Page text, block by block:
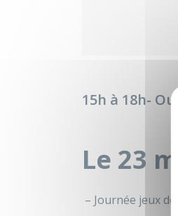
15h à 18h-
Le 23
– Journée jeux